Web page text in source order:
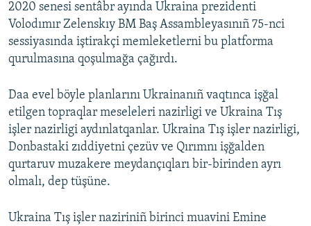
2020 senesi sentâbr ayında Ukraina prezidenti
Volodımır Zelenskıy BM Baş Assambleyasınıñ 75-nci
sessiyasında iştirakçi memleketlerni bu platforma
qurulmasına qoşulmağa çağırdı.
Daa evel böyle planlarını Ukrainanıñ vaqtınca işğal
etilgen topraqlar meseleleri nazirligi ve Ukraina Tış
işler nazirligi aydınlatqanlar. Ukraina Tış işler nazirligi,
Donbastaki zıddiyetni çezüv ve Qırımnı işğalden
qurtaruv muzakere meydançıqları bir-birinden ayrı
olmalı, dep tüşüne.
Ukraina Tış işler naziriniñ birinci muavini Emine